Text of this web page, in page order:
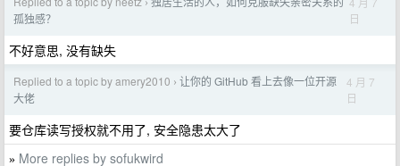
›
孤独感？
日
不好意思, 没有缺失
Replied to a topic by amery2010 › 让你的 GitHub 看上去像一位开源
大佬
4 月 7
日
要仓库读写授权就不用了, 安全隐患太大了
» More replies by sofukwird